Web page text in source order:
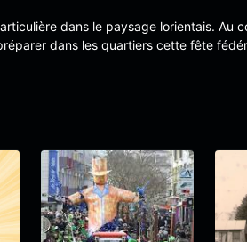
dans le paysage lorientais.
dans les quartiers cette fête